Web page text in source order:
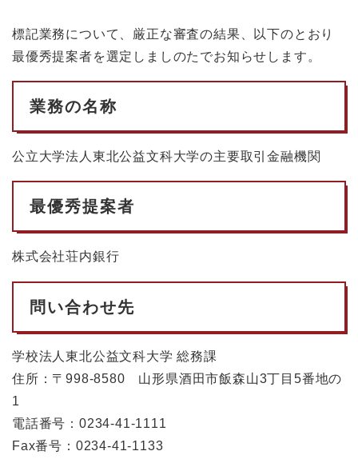
標記業務について、厳正な審査の結果、以下のとおり
最優秀提案者を選定しましのたでお知らせします。
業務の名称
公立大学法人東北公益文科大学の主要取引金融機関
最優秀提案者
株式会社荘内銀行
問い合わせ先
学校法人東北公益文科大学 総務課
住所：〒998-8580 山形県酒田市飯森山3丁目5番地の
1
電話番号：0234-41-1111
Fax番号：0234-41-1133